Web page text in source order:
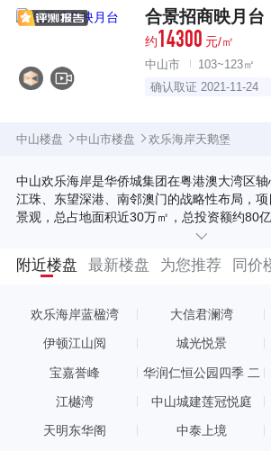
合景招商映月台
约14300 元/㎡
中山市
103~123㎡
确认取证 2021-11-24
中山楼盘 中山市楼盘 欢乐海岸天鹅堡
中山欢乐海岸是华侨城集团在粤港澳大湾区
江珠、东望深港、南邻澳门的战略性布局，
景观，总占地面积近30万㎡，总投资额约80
+商业+娱乐+生态+居住”为一体的旗舰文旅综
58524.2㎡，总建面237091.68㎡，整体楼栋
划为“一道三轴三园十五区”，配备全年龄段生
景观的人性化设计融入生活的纹理，生活与自
物业采用国家首批一级资质物业公司——华管
附近楼盘 最新楼盘 为您推荐 同价
欢乐海岸蓝楹湾 大信君澜湾
伊顿江山阅 城光悦景
宝嘉誉峰
华润仁恒公园四季 二
江樾湾 中山城建莲冠悦庭
天明东华阁 中泰上境